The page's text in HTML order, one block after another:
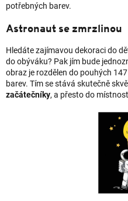
potřebných barev.
Astronaut se zmrzlinou
Hledáte zajímavou dekoraci do
do obýváku? Pak jím bude
obraz je rozdělen do pouhých
barev. Tím se stává skutečně
začátečníky, a přesto do